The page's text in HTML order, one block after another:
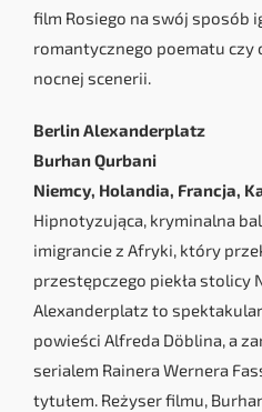
film Rosiego na swój sposób
romantycznego poematu czy
nocnej scenerii.
Berlin Alexanderplatz
Burhan Qurbani
Niemcy, Holandia, Francja,
Hipnotyzująca, kryminalna
imigrancie z Afryki, który
przestępczego piekła stolicy
Alexanderplatz to
powieści Alfreda Döblina, a
serialem Rainera Wernera
tytułem. Reżyser filmu,